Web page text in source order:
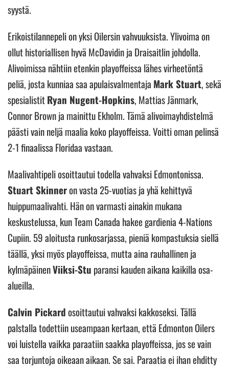
syystä.
Erikoistilannepeli on yksi Oilersin vahvuuksista. Ylivoima on
ollut historiallisen hyvä McDavidin ja Draisaitlin johdolla.
Alivoimissa nähtiin etenkin playoffeissa lähes virheetöntä
peliä, josta kunniaa saa apulaisvalmentaja Mark Stuart, sekä
spesialistitRyan Nugent-Hopkins, Mattias Jänmark,
Connor Brown ja mainittu Ekholm. Tämä alivoimayhdistelmä
päästi vain neljä maalia koko playoffeissa. Voitti oman pelinsä
2-1 finaalissa Floridaa vastaan.
Maalivahtipeli osoittautui todella vahvaksi Edmontonissa.
Stuart Skinneron vasta 25-vuotias ja yhä kehittyvä
huippumaalivahti. Hän on varmasti ainakin mukana
keskustelussa, kun Team Canada hakee gardienia 4-Nations
Cupiin. 59 aloitusta runkosarjassa, pieniä kompastuksia siellä
täällä, yksi myös playoffeissa, mutta aina rauhallinen ja
kylmäpäinenViiksi-Stu paransi kauden aikana kaikilla osa-
alueilla.
Calvin Pickardosoittautui vahvaksi kakkoseksi. Tällä
palstalla todettiin useampaan kertaan, että Edmonton Oilers
voi luistella vaikka paraatiin saakka playoffeissa, jos se vain
saa torjuntoja oikeaan aikaan. Se sai. Paraatia ei ihan ehditty